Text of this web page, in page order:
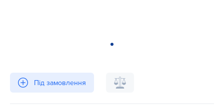
Під замовлення